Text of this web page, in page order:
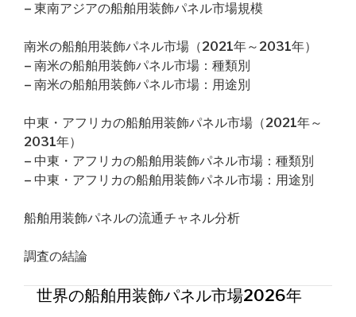
– 東南アジアの船舶用装飾パネル市場規模
南米の船舶用装飾パネル市場（2021年～2031年）
– 南米の船舶用装飾パネル市場：種類別
– 南米の船舶用装飾パネル市場：用途別
中東・アフリカの船舶用装飾パネル市場（2021年～
2031年）
– 中東・アフリカの船舶用装飾パネル市場：種類別
– 中東・アフリカの船舶用装飾パネル市場：用途別
船舶用装飾パネルの流通チャネル分析
調査の結論
世界の船舶用装飾パネル市場2026年